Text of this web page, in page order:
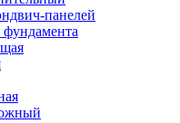
панелей